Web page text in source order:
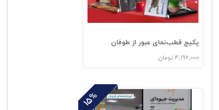
پکیج قطب‌نمای عبور از طوفان
4,192,000 تومان
15%